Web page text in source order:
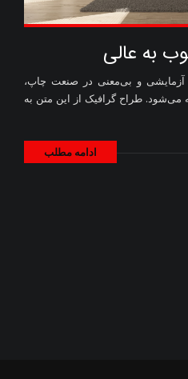
آزمایشی و بی‌معنی در صنعت چاپ،
می‌شود. طراح گرافیک از این متن به
ادامه مطلب